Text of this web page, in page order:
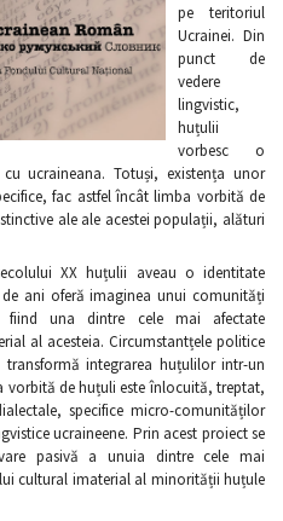
pe teritoriul
Ucrainei. Din
punct de
vedere
lingvistic,
huțulii
vorbesc o
ucraineana. Totuși, existența unor
fac astfel încât limba vorbită de
ale ale acestei populații, alături
XX huțulii aveau o identitate
ani oferă imaginea unui comunități
fiind una dintre cele mai afectate
al acesteia. Circumstantțele politice
integrarea huțulilor intr-un
vorbită de huțuli este înlocuită, treptat,
specifice micro-comunităților
ucraineene. Prin acest proiect se
pasivă a unuia dintre cele mai
cultural imaterial al minorității huțule